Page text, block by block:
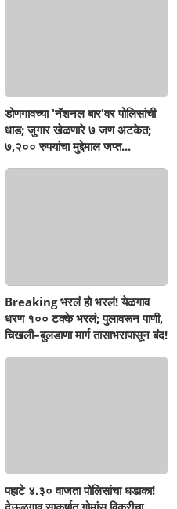
डोणगावच्या 'नॅशनल बार'वर पोलिसांची
धाड; जुगार खेळणारे ७ जण अटकेत;
७,२०० रुपयांचा मुद्देमाल जप्त...
Breaking भरलं हो भरलं! येळगाव
धरण १०० टक्के भरलं; पुलावरून पाणी,
चिखली–बुलडाणा मार्ग तासाभरापासून बंद!
पहाटे ४.३० वाजता पोलिसांचा धडाका!